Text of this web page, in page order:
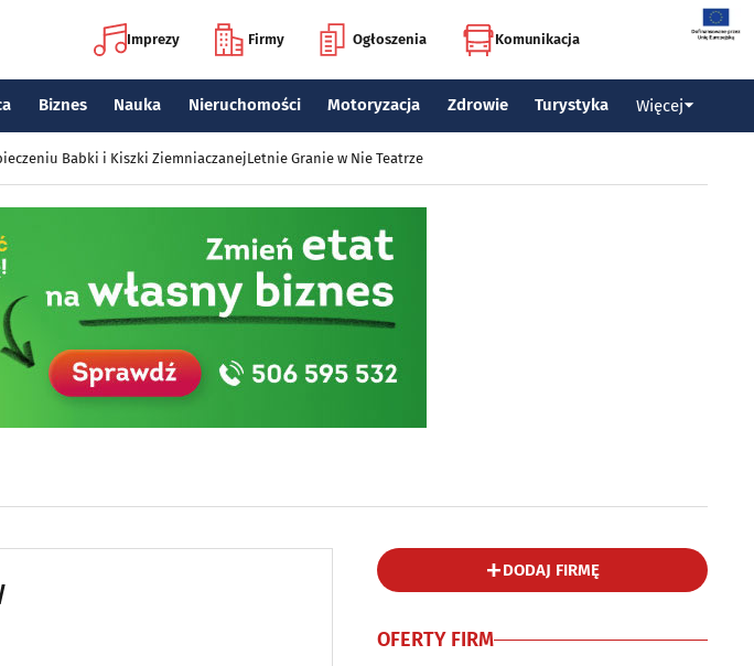
Imprezy Firmy Ogłoszenia Komunikacja
Biznes Nauka Nieruchomości Motoryzacja Zdrowie Turystyka Więcej
Babki i Kiszki ZiemniaczanejLetnie Granie w Nie Teatrze
DODAJ FIRMĘ
OFERTY FIRM